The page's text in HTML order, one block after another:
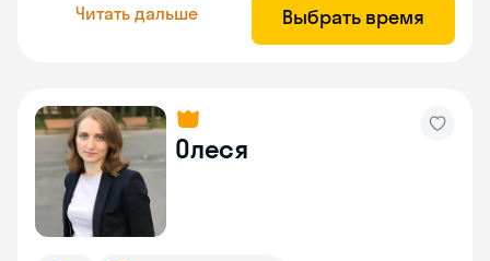
Читать дальше Выбрать время
Олеся